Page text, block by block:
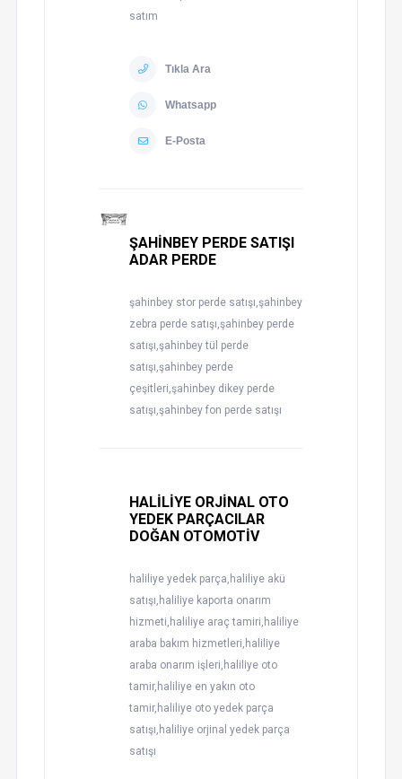
satım
Tıkla Ara
Whatsapp
E-Posta
ŞAHİNBEY PERDE SATIŞI
ADAR PERDE
şahinbey stor perde satışı,şahinbey
zebra perde satışı,şahinbey perde
satışı,şahinbey tül perde
satışı,şahinbey perde
çeşitleri,şahinbey dikey perde
satışı,şahinbey fon perde satışı
HALİLİYE ORJİNAL OTO
YEDEK PARÇACILAR
DOĞAN OTOMOTİV
haliliye yedek parça,haliliye akü
satışı,haliliye kaporta onarım
hizmeti,haliliye araç tamiri,haliliye
araba bakım hizmetleri,haliliye
araba onarım işleri,haliliye oto
tamir,haliliye en yakın oto
tamir,haliliye oto yedek parça
satışı,haliliye orjinal yedek parça
satışı